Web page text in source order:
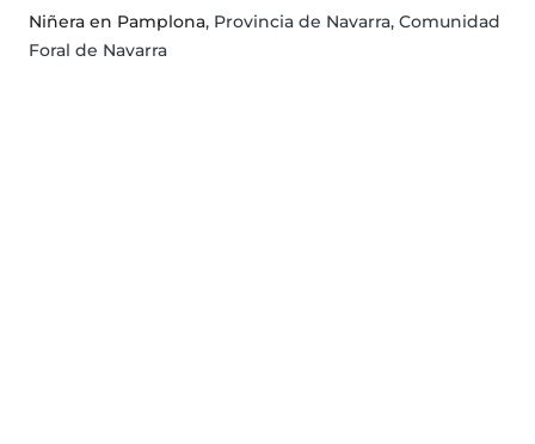
Niñera en Pamplona, Provincia de Navarra, Comunidad
Foral de Navarra